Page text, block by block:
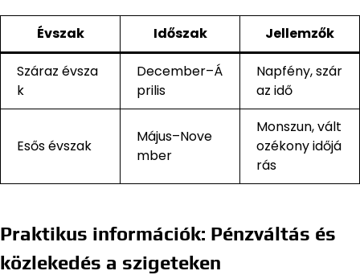
Évszak Időszak Jellemzők
Száraz évsza
k
December–Á
prilis
Napfény, szár
az idő
Esős évszak
Május–Nove
mber
Monszun, vált
ozékony időjá
rás
Praktikus információk: Pénzváltás és
közlekedés a szigeteken